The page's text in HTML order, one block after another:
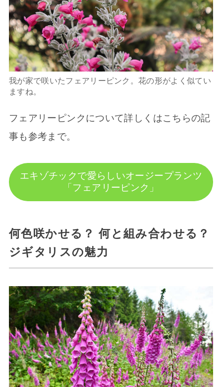
我が家で咲いたフェアリーピンク。花の形がよく似てい
ますね。
フェアリーピンクについて詳しくはこちらの記
事も参考まで。
エキゾチックで愛らしいオージープランツ
「フェアリーピンク」
何色咲かせる？ 何と組み合わせる？
ジギタリスの魅力